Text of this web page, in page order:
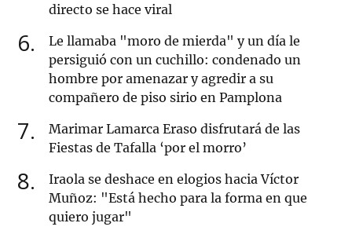
directo se hace viral
6
Le llamaba "moro de mierda" y un día le
persiguió con un cuchillo: condenado un
hombre por amenazar y agredir a su
compañero de piso sirio en Pamplona
7
Marimar Lamarca Eraso disfrutará de las
Fiestas de Tafalla ‘por el morro’
8
Iraola se deshace en elogios hacia Víctor
Muñoz: "Está hecho para la forma en que
quiero jugar"